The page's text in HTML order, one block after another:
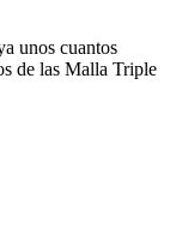
unos cuantos
de las Malla Triple